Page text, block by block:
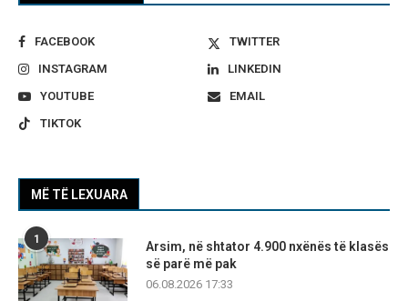
FACEBOOK
TWITTER
INSTAGRAM
LINKEDIN
YOUTUBE
EMAIL
TIKTOK
MË TË LEXUARA
1
Arsim, në shtator 4.900 nxënës të klasës
së parë më pak
06.08.2026 17:33